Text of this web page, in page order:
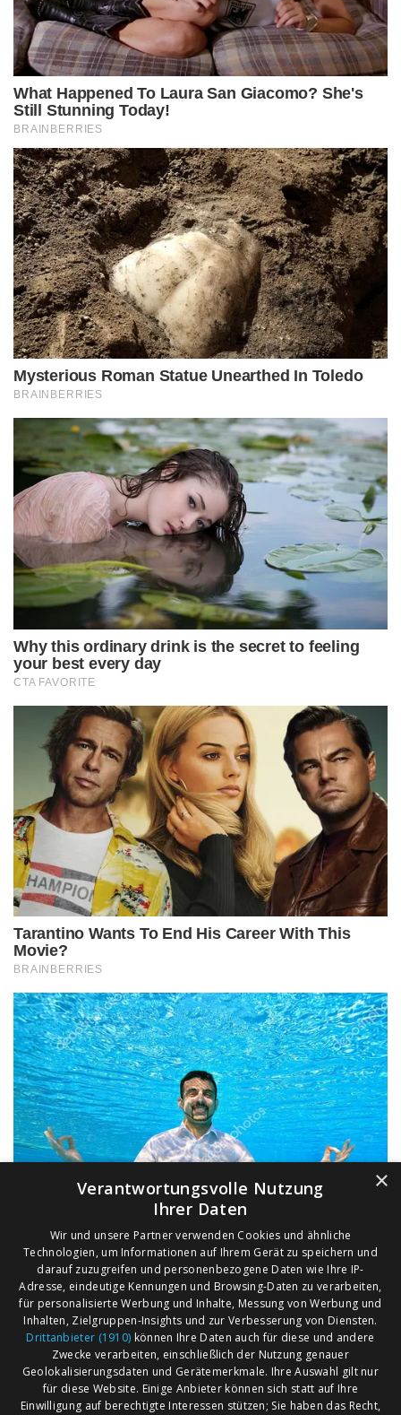
×
Verantwortungsvolle Nutzung
Ihrer Daten
Wir und unsere Partner verwenden Cookies und ähnliche
Technologien, um Informationen auf Ihrem Gerät zu speichern und
darauf zuzugreifen und personenbezogene Daten wie Ihre IP-
Adresse, eindeutige Kennungen und Browsing-Daten zu verarbeiten,
für personalisierte Werbung und Inhalte, Messung von Werbung und
Inhalten, Zielgruppen-Insights und zur Verbesserung von Diensten.
Drittanbieter (1910) können Ihre Daten auch für diese und andere
Zwecke verarbeiten, einschließlich der Nutzung genauer
Geolokalisierungsdaten und Gerätemerkmale. Ihre Auswahl gilt nur
für diese Website. Einige Anbieter können sich statt auf Ihre
Einwilligung auf berechtigte Interessen stützen; Sie haben das Recht,